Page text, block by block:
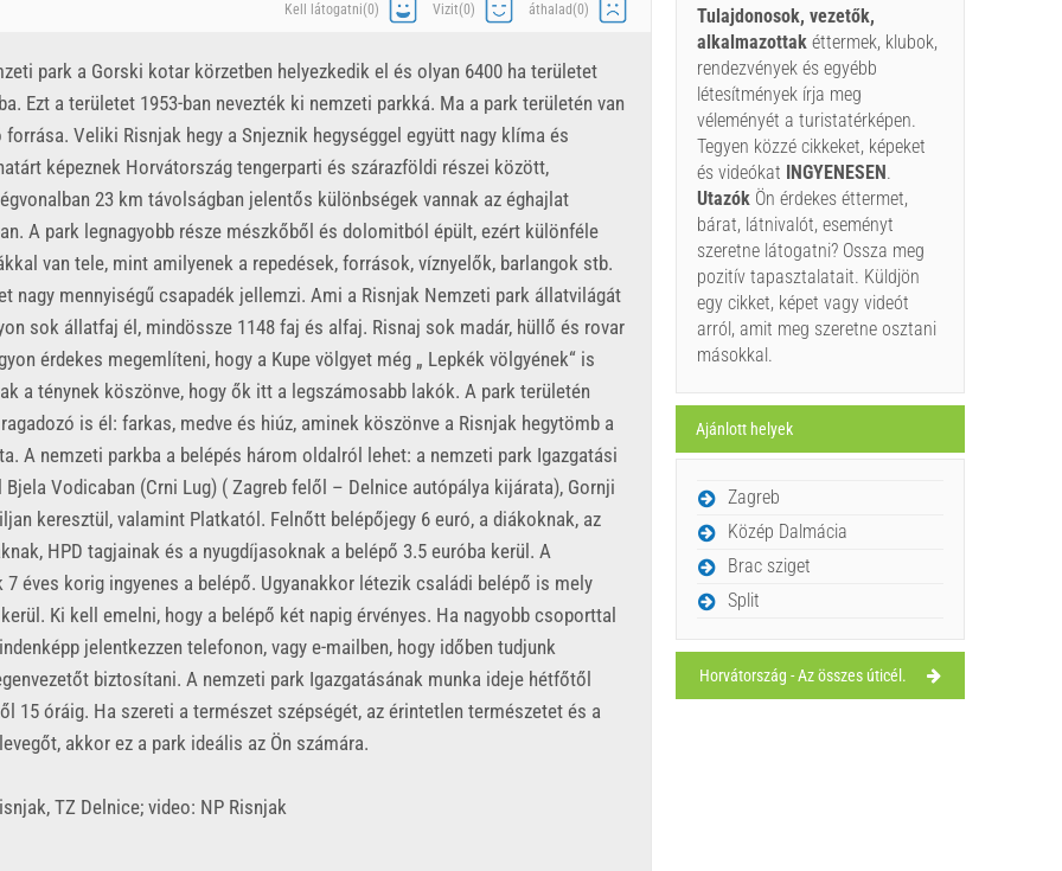
Kell látogatni(0) Vizit(0) áthalad(0)
park a Gorski kotar körzetben helyezkedik el és olyan 6400 ha területet
Ezt a területet 1953-ban nevezték ki nemzeti parkká. Ma a park területén van
forrása. Veliki Risnjak hegy a Snjeznik hegységgel együtt nagy klíma és
képeznek Horvátország tengerparti és szárazföldi részei között,
23 km távolságban jelentős különbségek vannak az éghajlat
A park legnagyobb része mészkőből és dolomitból épült, ezért különféle
van tele, mint amilyenek a repedések, források, víznyelők, barlangok stb.
nagy mennyiségű csapadék jellemzi. Ami a Risnjak Nemzeti park állatvilágát
sok állatfaj él, mindössze 1148 faj és alfaj. Risnaj sok madár, hüllő és rovar
érdekes megemlíteni, hogy a Kupe völgyet még „ Lepkék völgyének“ is
a ténynek köszönve, hogy ők itt a legszámosabb lakók. A park területén
is él: farkas, medve és hiúz, aminek köszönve a Risnjak hegytömb a
A nemzeti parkba a belépés három oldalról lehet: a nemzeti park Igazgatási
Vodicaban (Crni Lug) ( Zagreb felől – Delnice autópálya kijárata), Gornji
keresztül, valamint Platkatól. Felnőtt belépőjegy 6 euró, a diákoknak, az
HPD tagjainak és a nyugdíjasoknak a belépő 3.5 euróba kerül. A
7 éves korig ingyenes a belépő. Ugyanakkor létezik családi belépő is mely
Ki kell emelni, hogy a belépő két napig érvényes. Ha nagyobb csoporttal
jelentkezzen telefonon, vagy e-mailben, hogy időben tudjunk
biztosítani. A nemzeti park Igazgatásának munka ideje hétfőtől
15 óráig. Ha szereti a természet szépségét, az érintetlen természetet és a
akkor ez a park ideális az Ön számára.
TZ Delnice; video: NP Risnjak
Tulajdonosok, vezetők,
alkalmazottak éttermek, klubok,
rendezvények és egyébb
létesítmények írja meg
véleményét a turistatérképen.
Tegyen közzé cikkeket, képeket
és videókat INGYENESEN.
Utazók Ön érdekes éttermet,
bárat, látnivalót, eseményt
szeretne látogatni? Ossza meg
pozitív tapasztalatait. Küldjön
egy cikket, képet vagy videót
arról, amit meg szeretne osztani
másokkal.
Ajánlott helyek
Zagreb
Közép Dalmácia
Brac sziget
Split
Horvátország - Az összes úticél.